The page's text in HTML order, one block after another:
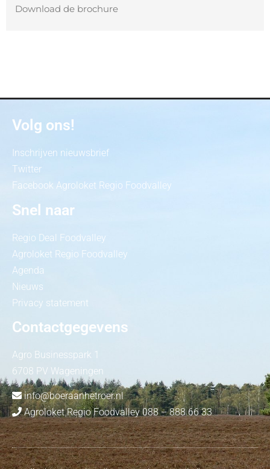
Download de brochure
Volg ons!
Inschrijven nieuwsbrief
Twitter
Facebook Agroloket Regio Foodvalley
Snel naar
Regio Deal Foodvalley
Agroloket Regio Foodvalley
Agenda
Nieuws
Privacy statement
Contactgegevens
Agro Businesspark 1
6708 PV Wageningen
info@boeraanhetroer.nl
Agroloket Regio Foodvalley 088 – 888 66 33